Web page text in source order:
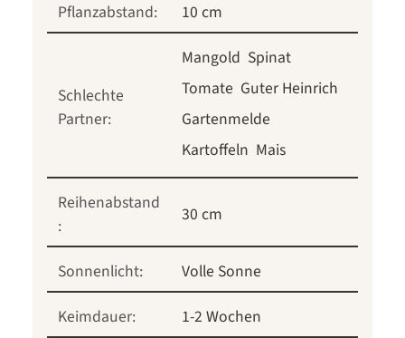
Pflanzabstand:
10 cm
Schlechte
Partner:
Mangold Spinat
Tomate Guter Heinrich
Gartenmelde
Kartoffeln Mais
Reihenabstand
:
30 cm
Sonnenlicht:
Volle Sonne
Keimdauer:
1-2 Wochen